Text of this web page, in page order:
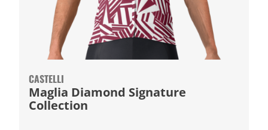
CASTELLI
Maglia Diamond Signature
Collection